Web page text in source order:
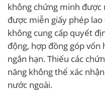
không chứng minh
được miễn giấy phép
không cung cấp quyết
động, hợp đồng góp vốn
ngắn hạn. Thiếu các
năng không thể xác
nước ngoài.